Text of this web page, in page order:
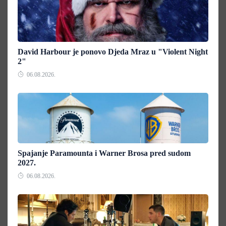
David Harbour je ponovo Djeda Mraz u "Violent Night
2"
06.08.2026.
Spajanje Paramounta i Warner Brosa pred sudom
2027.
06.08.2026.